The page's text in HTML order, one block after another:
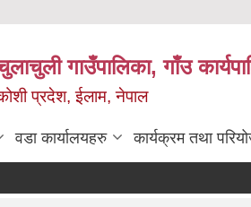
गाउँपालिका, गाँउ
प्रदेश, ईलाम, नेपाल
वडा कार्यालयहरु कार्यक्रम तथा